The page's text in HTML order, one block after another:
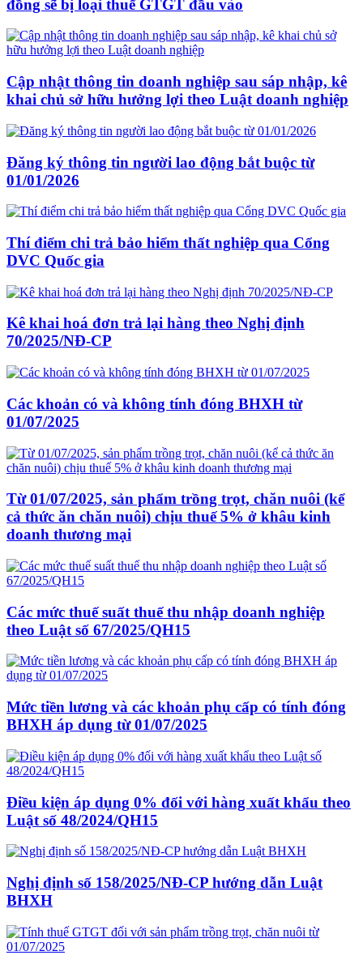
đồng sẽ bị loại thuế GTGT đầu vào
Cập nhật thông tin doanh nghiệp sau sáp nhập, kê
khai chủ sở hữu hưởng lợi theo Luật doanh nghiệp
Đăng ký thông tin người lao động bắt buộc từ
01/01/2026
Thí điểm chi trả bảo hiểm thất nghiệp qua Cổng
DVC Quốc gia
Kê khai hoá đơn trả lại hàng theo Nghị định
70/2025/NĐ-CP
Các khoản có và không tính đóng BHXH từ
01/07/2025
Từ 01/07/2025, sản phẩm trồng trọt, chăn nuôi (kể
cả thức ăn chăn nuôi) chịu thuế 5% ở khâu kinh
doanh thương mại
Các mức thuế suất thuế thu nhập doanh nghiệp
theo Luật số 67/2025/QH15
Mức tiền lương và các khoản phụ cấp có tính đóng
BHXH áp dụng từ 01/07/2025
Điều kiện áp dụng 0% đối với hàng xuất khẩu theo
Luật số 48/2024/QH15
Nghị định số 158/2025/NĐ-CP hướng dẫn Luật
BHXH